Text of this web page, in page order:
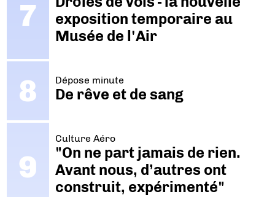
exposition temporaire au
Musée de l'Air
Dépose minute
De rêve et de sang
Culture Aéro
"On ne part jamais de rien.
Avant nous, d’autres ont
construit, expérimenté"